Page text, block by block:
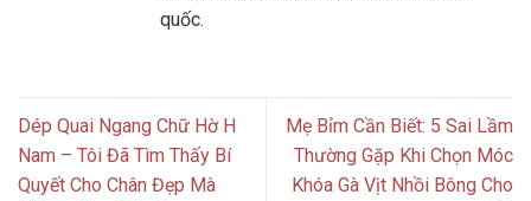
quốc.
Dép Quai Ngang Chữ Hờ H
Nam – Tôi Đã Tìm Thấy Bí
Quyết Cho Chân Đẹp Mà
Mẹ Bỉm Cần Biết: 5 Sai Lầm
Thường Gặp Khi Chọn Móc
Khóa Gà Vịt Nhồi Bông Cho